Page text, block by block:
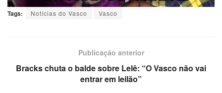
Tags: Notícias do Vasco Vasco
Publicação anterior
Bracks chuta o balde sobre Lelê: “O Vasco não vai
entrar em leilão”